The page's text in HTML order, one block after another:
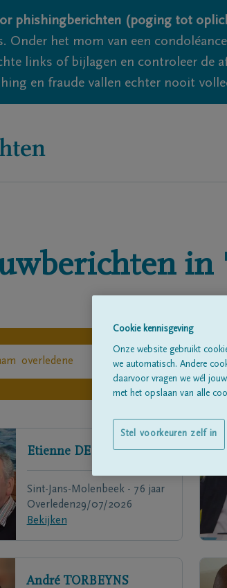
phishingberichten (poging tot
Onder het mom van een
links of bijlagen en controleer de
en fraude vallen echter nooit
in
Etienne DE WOLF
Sint-Jans-Molenbeek - 76 jaar
Overleden29/07/2026
Bekijken
André TORBEYNS
Cookie kennisgeving
Onze website gebruikt
we automatisch. Andere
daarvoor vragen we wél
met het opslaan van alle
Stel voorkeuren zelf in